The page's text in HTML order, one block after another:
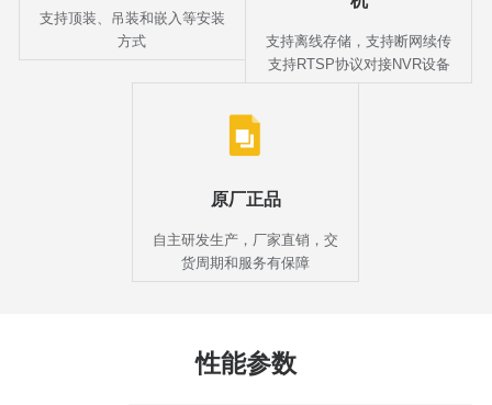
支持顶装、吊装和嵌入等安装
方式
支持离线存储，支持断网续传
支持RTSP协议对接NVR设备
原厂正品
自主研发生产，厂家直销，交
货周期和服务有保障
性能参数